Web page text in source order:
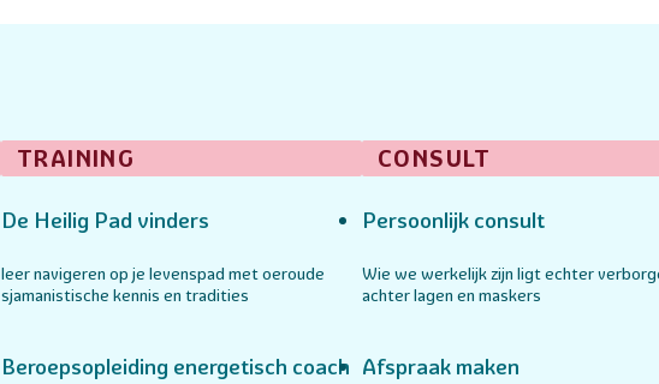
TRAINING
De Heilig Pad vinders
leer navigeren op je levenspad met oeroude
sjamanistische kennis en tradities
Beroepsopleiding energetisch coach
CONSULT
Persoonlijk consult
Wie we werkelijk zijn ligt echter
achter lagen en maskers
Afspraak maken